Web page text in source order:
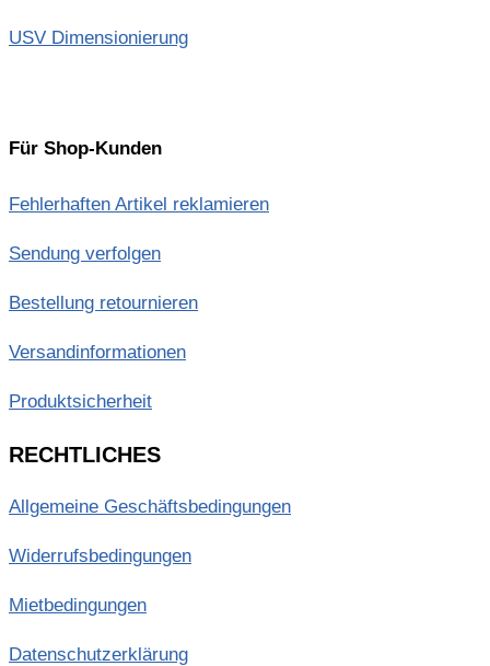
USV Dimensionierung
Für Shop-Kunden
Fehlerhaften Artikel reklamieren
Sendung verfolgen
Bestellung retournieren
Versandinformationen
Produktsicherheit
RECHTLICHES
Allgemeine Geschäftsbedingungen
Widerrufsbedingungen
Mietbedingungen
Datenschutzerklärung